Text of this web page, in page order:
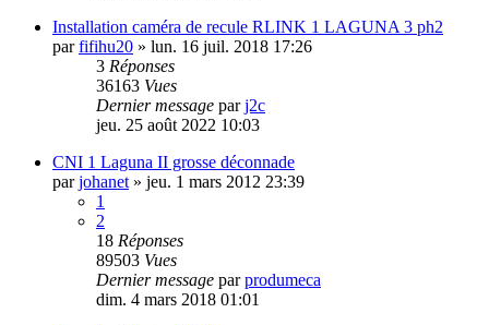
Installation caméra de recule RLINK 1 LAGUNA 3 ph2
parfifihu20 » lun. 16 juil. 2018 17:26
3 Réponses
36163 Vues
Dernier message parj2c
jeu. 25 août 2022 10:03
CNI 1 Laguna II grosse déconnade
parjohanet » jeu. 1 mars 2012 23:39
1
2
18 Réponses
89503 Vues
Dernier message parprodumeca
dim. 4 mars 2018 01:01